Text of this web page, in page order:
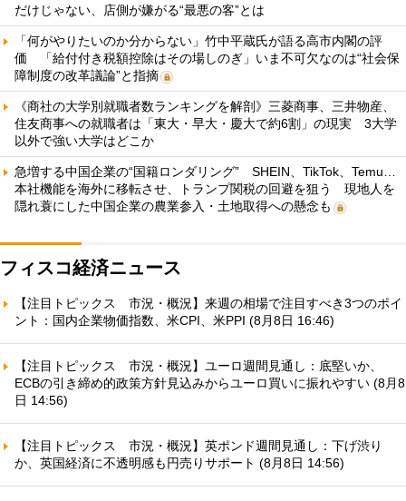
だけじゃない、店側が嫌がる“最悪の客”とは
「何がやりたいのか分からない」竹中平蔵氏が語る高市内閣の評
価 「給付付き税額控除はその場しのぎ」いま不可欠なのは“社会保
障制度の改革議論”と指摘
《商社の大学別就職者数ランキングを解剖》三菱商事、三井物産、
住友商事への就職者は「東大・早大・慶大で約6割」の現実 3大学
以外で強い大学はどこか
急増する中国企業の“国籍ロンダリング” SHEIN、TikTok、Temu…
本社機能を海外に移転させ、トランプ関税の回避を狙う 現地人を
隠れ蓑にした中国企業の農業参入・土地取得への懸念も
フィスコ経済ニュース
【注目トピックス 市況・概況】来週の相場で注目すべき3つのポイ
ント：国内企業物価指数、米CPI、米PPI (8月8日 16:46)
【注目トピックス 市況・概況】ユーロ週間見通し：底堅いか、
ECBの引き締め的政策方針見込みからユーロ買いに振れやすい (8月8
日 14:56)
【注目トピックス 市況・概況】英ポンド週間見通し：下げ渋り
か、英国経済に不透明感も円売りサポート (8月8日 14:56)